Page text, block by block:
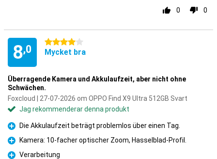
0 0
8,0
4 stjärnor
Mycket bra
Überragende Kamera und Akkulaufzeit, aber nicht ohne
Schwächen.
Foxcloud | 27-07-2026 om OPPO Find X9 Ultra 512GB Svart
Jag rekommenderar denna produkt
Fördelar
Die Akkulaufzeit beträgt problemlos über einen Tag.
Fördelar
Kamera: 10-facher optischer Zoom, Hasselblad-Profil.
Verarbeitung